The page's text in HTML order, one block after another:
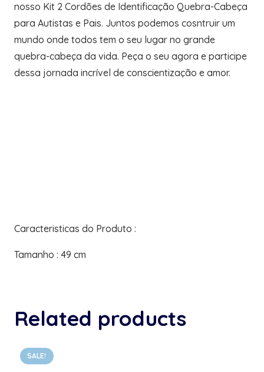
nosso Kit 2 Cordões de Identificação Quebra-Cabeça
para Autistas e Pais. Juntos podemos cosntruir um
mundo onde todos tem o seu lugar no grande
quebra-cabeça da vida. Peça o seu agora e participe
dessa jornada incrível de conscientização e amor.
Caracteristicas do Produto :
Tamanho : 49 cm
Related products
SALE!